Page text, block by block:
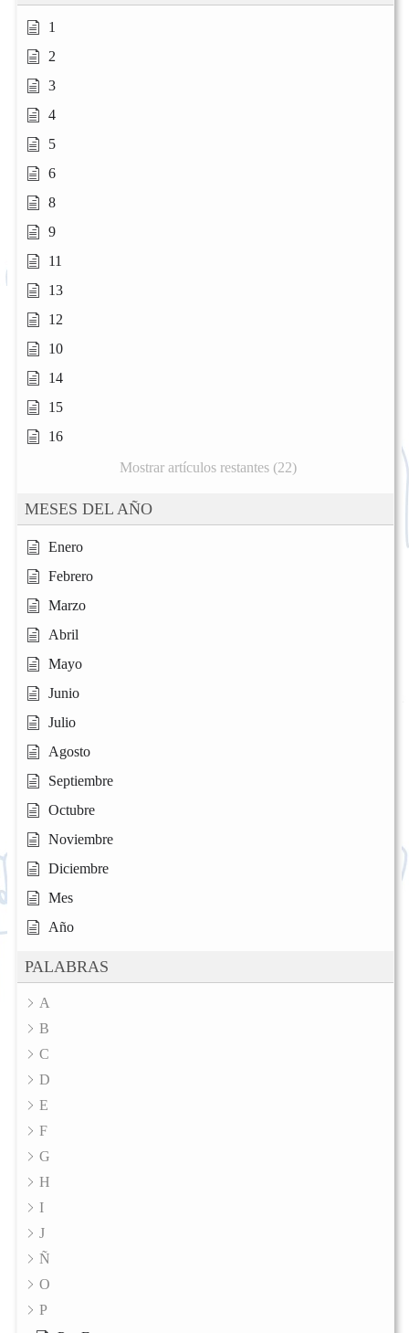
1
2
3
4
5
6
8
9
11
13
12
10
14
15
16
Mostrar artículos restantes (22)
MESES DEL AÑO
Enero
Febrero
Marzo
Abril
Mayo
Junio
Julio
Agosto
Septiembre
Octubre
Noviembre
Diciembre
Mes
Año
PALABRAS
A
B
C
D
E
F
G
H
I
J
Ñ
O
P